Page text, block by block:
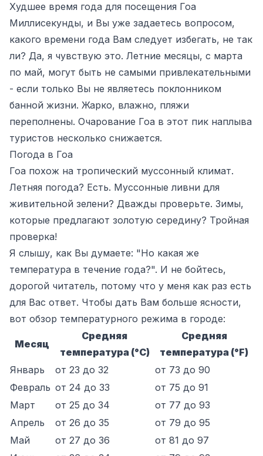
Худшее время года для посещения Гоа
Миллисекунды, и Вы уже задаетесь вопросом,
какого времени года Вам следует избегать, не так
ли? Да, я чувствую это. Летние месяцы, с марта
по май, могут быть не самыми привлекательными
- если только Вы не являетесь поклонником
банной жизни. Жарко, влажно, пляжи
переполнены. Очарование Гоа в этот пик наплыва
туристов несколько снижается.
Погода в Гоа
Гоа похож на тропический муссонный климат.
Летняя погода? Есть. Муссонные ливни для
живительной зелени? Дважды проверьте. Зимы,
которые предлагают золотую середину? Тройная
проверка!
Я слышу, как Вы думаете: "Но какая же
температура в течение года?". И не бойтесь,
дорогой читатель, потому что у меня как раз есть
для Вас ответ. Чтобы дать Вам больше ясности,
вот обзор температурного режима в городе:
Месяц
Средняя
температура (°C)
Средняя
температура (°F)
Январь
от 23 до 32
от 73 до 90
Февраль от 24 до 33
от 75 до 91
Март
от 25 до 34
от 77 до 93
Апрель
от 26 до 35
от 79 до 95
Май
от 27 до 36
от 81 до 97